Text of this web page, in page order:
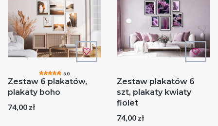
5.0
Zestaw 6 plakatów,
plakaty boho
Cena
74,00 zł
Zestaw plakatów 6
szt, plakaty kwiaty
fiolet
Cena
74,00 zł